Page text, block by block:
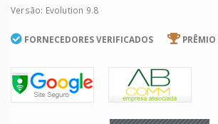
Versão: Evolution 9.8
FORNECEDORES VERIFICADOS